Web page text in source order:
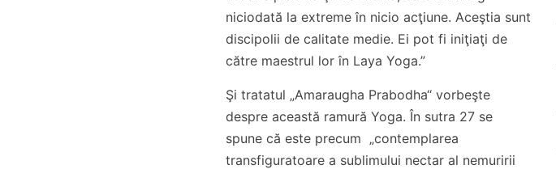
niciodată la extreme în nicio acţiune. Aceştia sunt
discipolii de calitate medie. Ei pot fi iniţiaţi de
către maestrul lor în Laya Yoga.”
Şi tratatul „Amaraugha Prabodha“ vorbeşte
despre această ramură Yoga. În sutra 27 se
spune că este precum „contemplarea
transfiguratoare a sublimului nectar al nemuririi